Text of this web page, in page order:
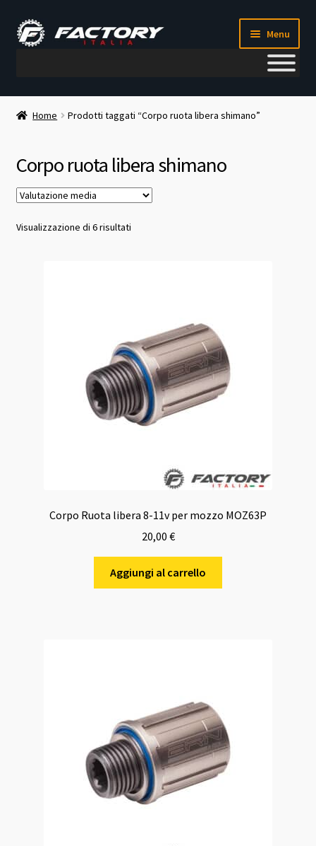
Vai
alla
Vai
al
Menu
Il mio account
Chi siamo
Home Prodotti taggati “Corpo ruota libera shimano”
Corpo ruota libera shimano
Visualizzazione di 6 risultatiValutazione
Corpo Ruota libera 8-11v per mozzo MOZ63P
20,00 €
Aggiungi al carrello